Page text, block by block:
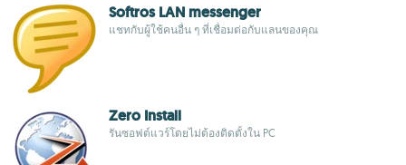
Softros LAN messenger
แชทกับผู้ใช้คนอื่น ๆ ที่เชื่อมต่อกับแลนของคุณ
Zero Install
รันซอฟต์แวร์โดยไม่ต้องติดตั้งใน PC